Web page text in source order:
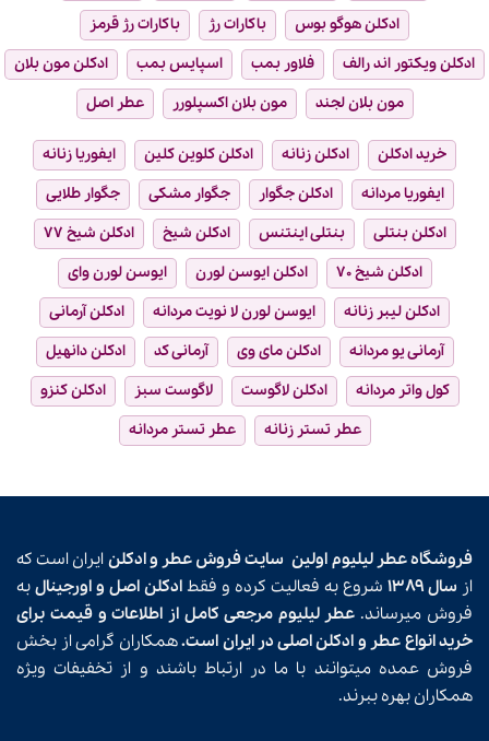
ادکلن هوگو بوس
باکارات رژ
باکارات رژ قرمز
ادکلن ویکتور اند رالف
فلاور بمب اسپایس بمب
ادکلن مون بلان
مون بلان لجند
مون بلان اکسپلورر عطر اصل
خرید ادکلن ادکلن زنانه ادکلن کلوین کلین
ایفوریا زنانه
ایفوریا مردانه
ادکلن جگوار جگوار مشکی
جگوار طلایی
ادکلن بنتلی
بنتلی اینتنس ادکلن شیخ
ادکلن شیخ ۷۷
ادکلن شیخ ۷۰
ادکلن ایوسن لورن
ایوسن لورن وای
ادکلن لیبر زنانه
ایوسن لورن لا نویت مردانه
ادکلن آرمانی
آرمانی یو مردانه
ادکلن مای وی آرمانی کد
ادکلن دانهیل
کول واتر مردانه
ادکلن لاگوست لاگوست سبز
ادکلن کنزو
عطر تستر زنانه
عطر تستر مردانه
فروشگاه عطر لیلیوم اولین سایت فروش عطر و ادکلن ایران است که
از سال ۱۳۸۹ شروع به فعالیت کرده و فقط ادکلن اصل و اورجینال به
فروش میرساند. عطر لیلیوم مرجعی کامل از اطلاعات و قیمت برای
خرید انواع عطر و ادکلن اصلی در ایران است.همکاران گرامی از بخش
فروش عمده میتوانند با ما در ارتباط باشند و از تخفیفات ویژه
همکاران بهره ببرند.